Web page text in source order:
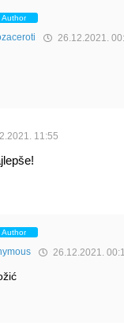
Author
26.12.2021.
11:55
Author
26.12.2021.